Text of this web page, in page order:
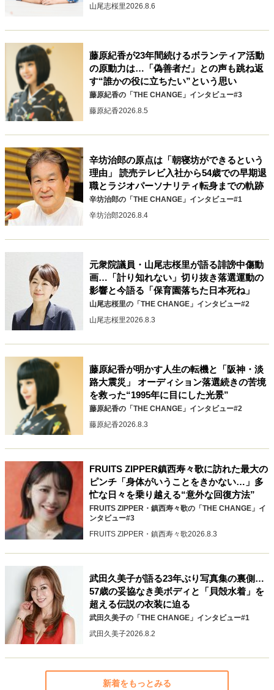
山尾志桜里2026.8.6
藤原紀香が23年間続けるボランティア活動
の原動力は…「偽善者だ」との声も跳ね返
す“誰かの役に立ちたい”という思い
藤原紀香の「THE CHANGE」インタビュー#3
藤原紀香2026.8.5
辛坊治郎の原点は「朝寝坊ができるという
理由」 読売テレビ入社から54歳での早期退
職とラジオパーソナリティ転身までの軌跡
辛坊治郎の「THE CHANGE」インタビュー#1
辛坊治郎2026.8.4
元衆院議員・山尾志桜里が語る誹謗中傷動
画…「計り知れない」切り抜き落選運動の
影響と今語る「保育園落ちた日本死ね」
山尾志桜里の「THE CHANGE」インタビュー#2
山尾志桜里2026.8.3
藤原紀香が明かす人生の転機と「阪神・淡
路大震災」 オーディション落選続きの苦境
を救った“1995年に目にした光景”
藤原紀香の「THE CHANGE」インタビュー#2
藤原紀香2026.8.3
FRUITS ZIPPER鎮西寿々歌に訪れた最大の
ピンチ「身体がいうことをきかない…」多
忙な日々を乗り越える“意外な回復方法”
FRUITS ZIPPER・鎮西寿々歌の「THE CHANGE」イ
ンタビュー#3
FRUITS ZIPPER・鎮西寿々歌2026.8.3
武田久美子が語る23年ぶり写真集の裏側…
57歳の妥協なき美ボディと「貝殻水着」を
超える伝説の衣装に迫る
武田久美子の「THE CHANGE」インタビュー#1
武田久美子2026.8.2
新着をもっとみる